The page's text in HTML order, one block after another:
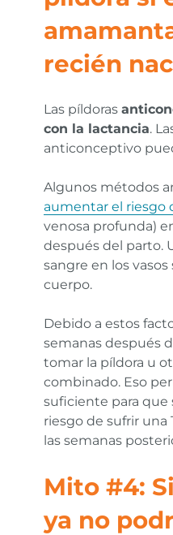
recién
Las píldoras
con la lactancia.
anticonceptivo
Algunos métodos
aumentar el riesgo
venosa profunda)
después del parto.
sangre en los
cuerpo.
Debido a estos
semanas después
tomar la píldora u
combinado. Eso
suficiente para que
riesgo de sufrir
las semanas
Mito #4:
ya no